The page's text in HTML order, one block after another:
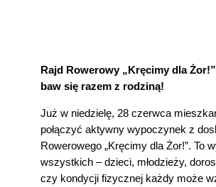
Rajd Rowerowy „Kręcimy dla
baw się razem z rodziną!
Już w niedzielę, 28 czerwca
połączyć aktywny wypoczynek z
Rowerowego „Kręcimy dla Żor!”. To
wszystkich – dzieci, młodzieży,
czy kondycji fizycznej każdy może